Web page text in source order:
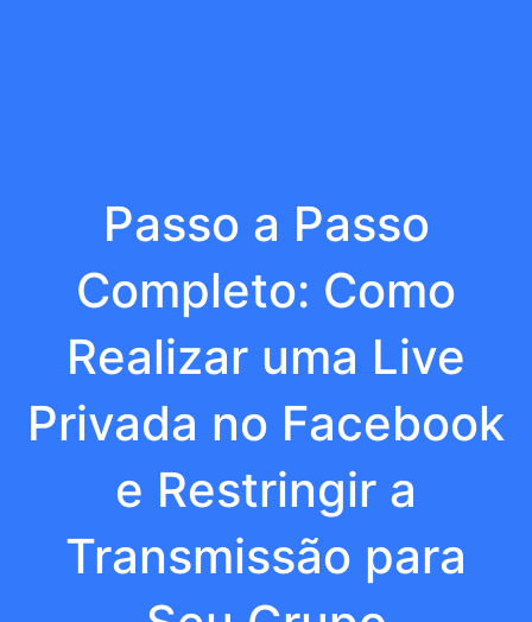
Passo a Passo
Completo: Como
Realizar uma Live
Privada no Facebook
e Restringir a
Transmissão para